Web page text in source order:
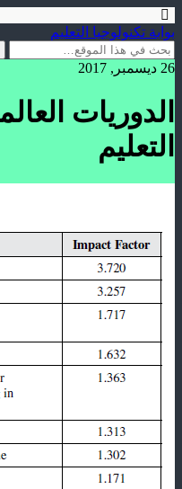
بوابة تكنولوجيا التعليم
26 ديسمبر, 2017
الدوريات
التعليم